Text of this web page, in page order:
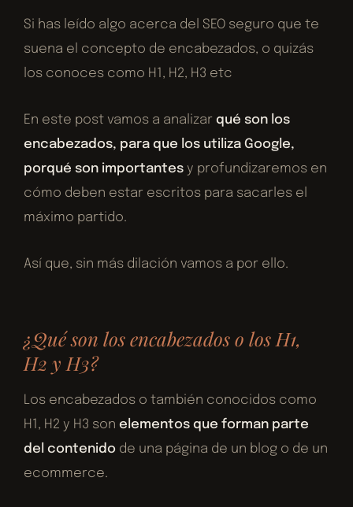
Si has leído algo acerca del SEO seguro que te
suena el concepto de encabezados, o quizás
los conoces como H1, H2, H3 etc
En este post vamos a analizarqué son los
encabezados, para que los utiliza Google,
porqué son importantes y profundizaremos en
cómo deben estar escritos para sacarles el
máximo partido.
Así que, sin más dilación vamos a por ello.
¿Qué son los encabezados o los H1,
H2 y H3?
Los encabezados o también conocidos como
H1, H2 y H3 sonelementos que forman parte
del contenido de una página de un blog o de un
ecommerce.